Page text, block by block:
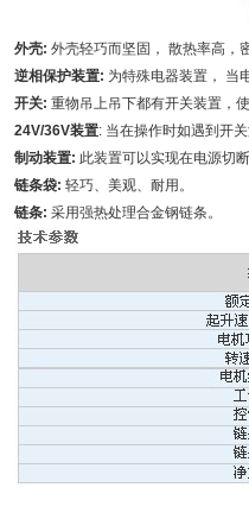
外壳: 外壳轻巧而坚固， 散热率高，
逆相保护装置: 为特殊电器装置， 当
开关: 重物吊上吊下都有开关装置，
24V/36V装置: 当在操作时如遇到开
制动装置: 此装置可以实现在电源切
链条袋: 轻巧、美观、耐用。
链条: 采用强热处理合金钢链条。